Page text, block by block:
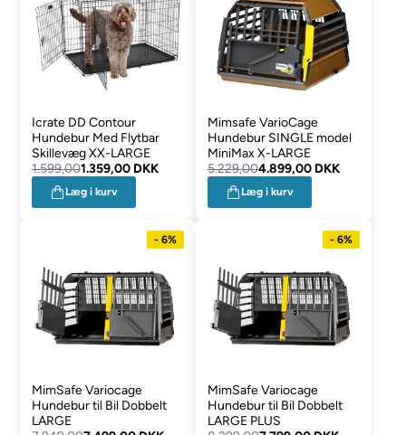
Icrate DD Contour
Hundebur Med Flytbar
Skillevæg XX-LARGE
1.599,001.359,00 DKK
Læg i kurv
Mimsafe VarioCage
Hundebur SINGLE model
MiniMax X-LARGE
5.229,004.899,00 DKK
Læg i kurv
- 6%
MimSafe Variocage
Hundebur til Bil Dobbelt
LARGE
- 6%
MimSafe Variocage
Hundebur til Bil Dobbelt
LARGE PLUS